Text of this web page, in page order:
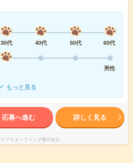
30代 40代 50代
60代
男性
もっと見る
応募へ進む 詳しく見る
ケアスタッフィング株式会社